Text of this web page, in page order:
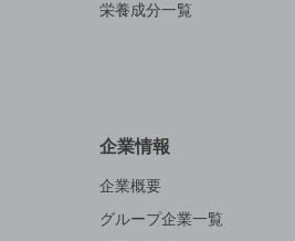
栄養成分一覧
企業情報
企業概要
グループ企業一覧